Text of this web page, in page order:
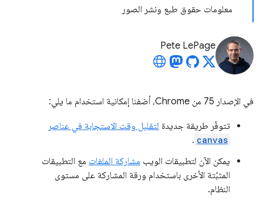
معلومات حقوق طبع ونشر الصور
Pete LePage
في الإصدار 75 من Chrome، أضفنا إمكانية استخدام ما يلي:
تتوفّر طريقة جديدة لتقليل وقت الاستجابة في عناصر
canvas
.
يمكن الآن لتطبيقات الويب مشاركة الملفات مع التطبيقات
المثبّتة الأخرى باستخدام ورقة المشاركة على مستوى
النظام.